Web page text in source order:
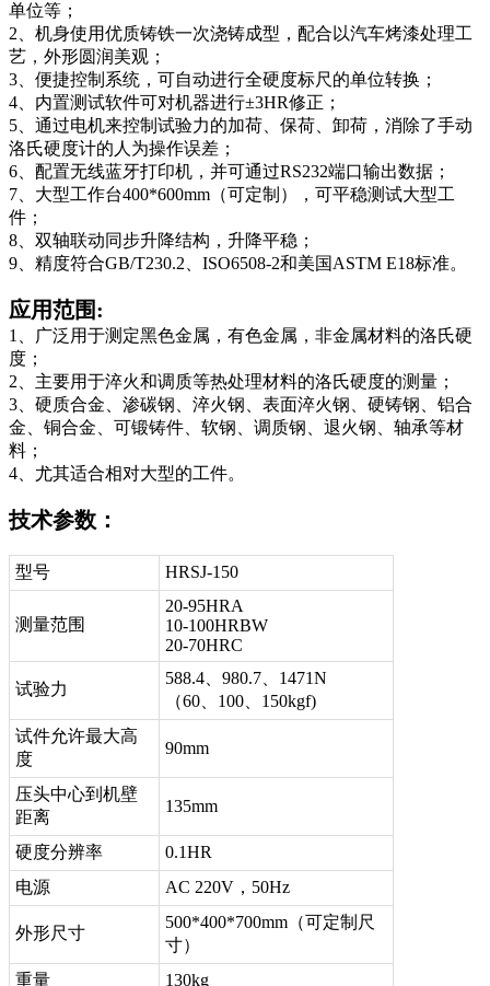
单位等；
2、机身使用优质铸铁一次浇铸成型，配合以汽车烤漆处理工
艺，外形圆润美观；
3、便捷控制系统，可自动进行全硬度标尺的单位转换；
4、内置测试软件可对机器进行±3HR修正；
5、通过电机来控制试验力的加荷、保荷、卸荷，消除了手动
洛氏硬度计的人为操作误差；
6、配置无线蓝牙打印机，并可通过RS232端口输出数据；
7、大型工作台400*600mm（可定制），可平稳测试大型工
件；
8、双轴联动同步升降结构，升降平稳；
9、精度符合GB/T230.2、ISO6508-2和美国ASTM E18标准。
应用范围:
1、广泛用于测定黑色金属，有色金属，非金属材料的洛氏硬
度；
2、主要用于淬火和调质等热处理材料的洛氏硬度的测量；
3、硬质合金、渗碳钢、淬火钢、表面淬火钢、硬铸钢、铝合
金、铜合金、可锻铸件、软钢、调质钢、退火钢、轴承等材
料；
4、尤其适合相对大型的工件。
技术参数：
型号 HRSJ-150
测量范围
20-95HRA
10-100HRBW
20-70HRC
试验力
588.4、980.7、1471N
（60、100、150kgf)
试件允许最大高
度
90mm
压头中心到机壁
距离
135mm
硬度分辨率
0.1HR
电源
AC 220V，50Hz
外形尺寸
500*400*700mm（可定制尺
寸）
重量
130kg